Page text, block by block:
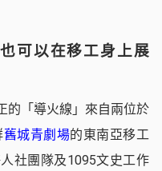
可以在移工身上展
的「導火線」來自兩位於
舊城青劇場的東南亞移工
社團隊及1095文史工作